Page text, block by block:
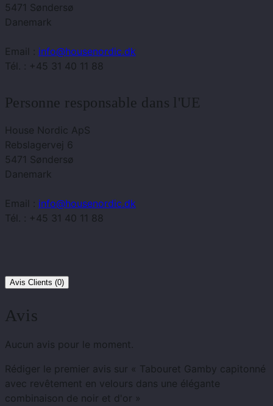
5471 Søndersø
Danemark
Email : info@housenordic.dk
Tél. : +45 31 40 11 88
Personne responsable dans l'UE
House Nordic ApS
Rebslagervej 6
5471 Søndersø
Danemark
Email : info@housenordic.dk
Tél. : +45 31 40 11 88
Avis Clients (0)
Avis
Aucun avis pour le moment.
Rédiger le premier avis sur « Tabouret Gamby capitonné
avec revêtement en velours dans une élégante
combinaison de noir et d'or »